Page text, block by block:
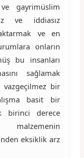
gayrimüslim
ve iddiasız
ve en
onların
bu insanları
sağlamak
bir
basit bir
birinci derece
malzemenin
eksiklik arz